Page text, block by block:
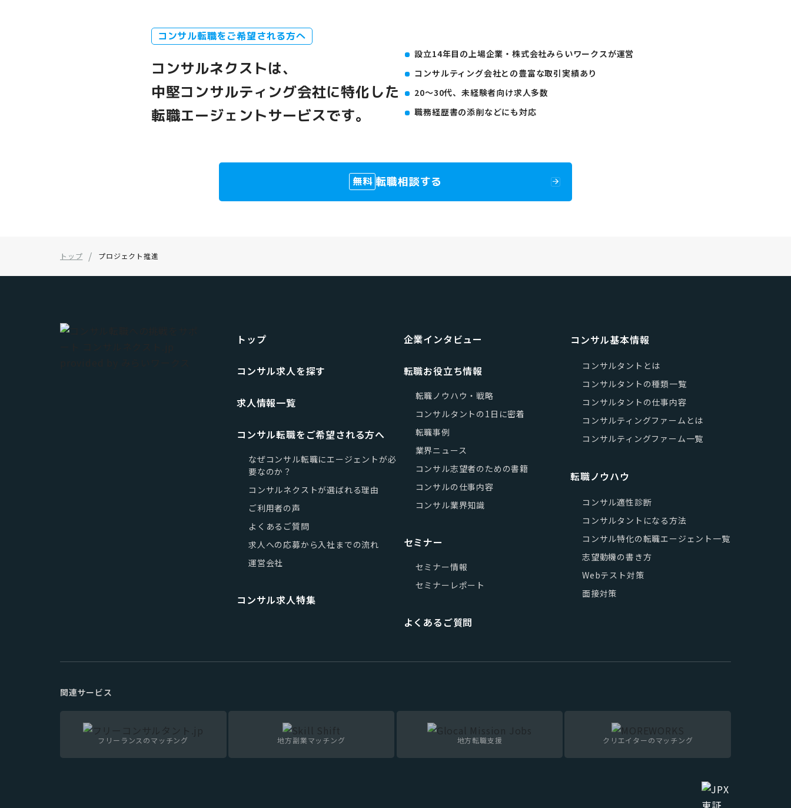
コンサル転職をご希望される方へ
コンサルネクストは、
中堅コンサルティング会社に特化した
転職エージェントサービスです。
設立14年目の上場企業・株式会社みらいワークスが運営
コンサルティング会社との豊富な取引実績あり
20〜30代、未経験者向け求人多数
職務経歴書の添削などにも対応
無料 転職相談する
トップ プロジェクト推進
トップ
コンサル求人を探す
求人情報一覧
コンサル転職をご希望される方へ
なぜコンサル転職にエージェントが必
要なのか？
コンサルネクストが選ばれる理由
ご利用者の声
よくあるご質問
求人への応募から入社までの流れ
運営会社
コンサル求人特集
企業インタビュー
転職お役立ち情報
転職ノウハウ・戦略
コンサルタントの1日に密着
転職事例
業界ニュース
コンサル志望者のための書籍
コンサルの仕事内容
コンサル業界知識
セミナー
セミナー情報
セミナーレポート
よくあるご質問
コンサル基本情報
コンサルタントとは
コンサルタントの種類一覧
コンサルタントの仕事内容
コンサルティングファームとは
コンサルティングファーム一覧
転職ノウハウ
コンサル適性診断
コンサルタントになる方法
コンサル特化の転職エージェント一覧
志望動機の書き方
Webテスト対策
面接対策
関連サービス
フリーランスのマッチング 地方副業マッチング 地方転職支援 クリエイターのマッチング